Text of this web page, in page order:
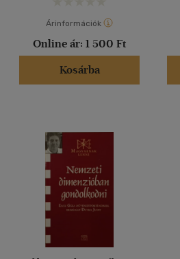
Árinformációk
Online ár: 1 500 Ft
Kosárba